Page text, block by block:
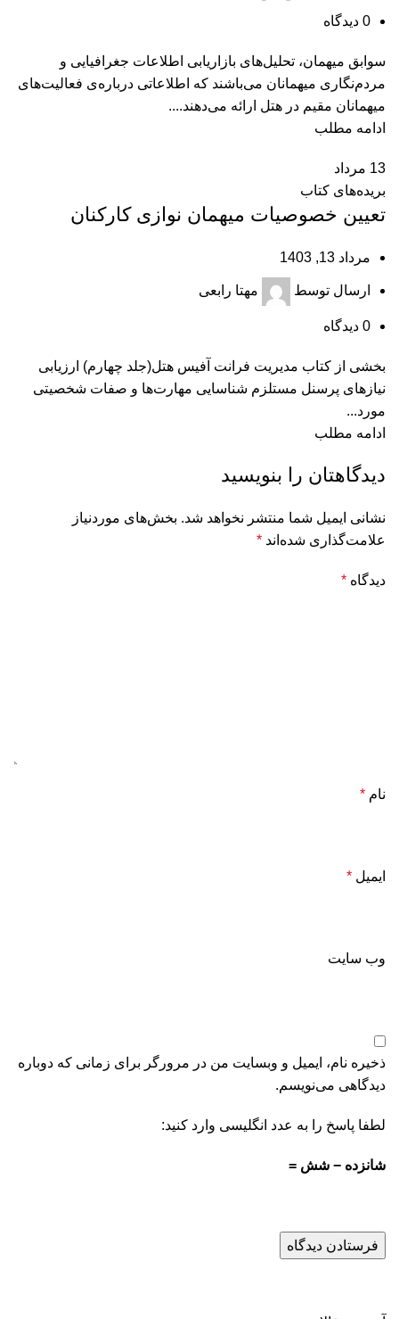
0 دیدگاه
سوابق میهمان، تحلیل‌های بازاریابی اطلاعات جغرافیایی و
مردم‌نگاری میهمانان می‌باشند که اطلاعاتی درباره‌ی فعالیت‌های
میهمانان مقیم در هتل ارائه می‌دهند....
ادامه مطلب
13 مرداد
بریده‌های کتاب
تعیین خصوصیات میهمان‌ نوازی کارکنان
مرداد 13, 1403
ارسال توسط مهتا رابعی
0 دیدگاه
بخشی از کتاب مدیریت فرانت آفیس هتل(جلد چهارم) ارزیابی
نیازهای پرسنل مستلزم شناسایی مهارت‌ها و صفات شخصیتی
مورد...
ادامه مطلب
دیدگاهتان را بنویسید
نشانی ایمیل شما منتشر نخواهد شد. بخش‌های موردنیاز
علامت‌گذاری شده‌اند *
دیدگاه *
نام *
ایمیل *
وب‌ سایت
ذخیره نام، ایمیل و وبسایت من در مرورگر برای زمانی که دوباره
دیدگاهی می‌نویسم.
لطفا پاسخ را به عدد انگلیسی وارد کنید:
شانزده − شش =